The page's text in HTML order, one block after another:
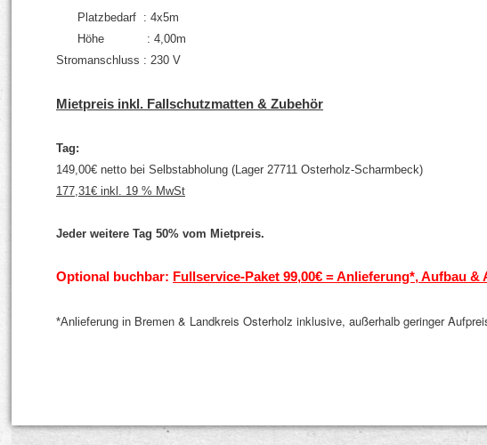
Platzbedarf : 4x5m
Höhe : 4,00m
Stromanschluss : 230 V
Mietpreis inkl. Fallschutzmatten & Zubehör
Tag:
149,00€ netto bei Selbstabholung (Lager 27711 Osterholz-Scharmbeck)
177,31€ inkl. 19 % MwSt
Jeder weitere Tag 50% vom Mietpreis.
Optional buchbar: Fullservice-Paket 99,00€ = Anlieferung*, Aufbau &
*Anlieferung in Bremen & Landkreis Osterholz inklusive, außerhalb geringer